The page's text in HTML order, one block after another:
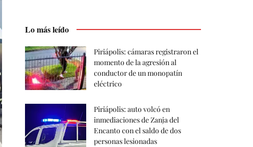
Lo más leído
Piriápolis: cámaras registraron el
momento de la agresión al
conductor de un monopatín
eléctrico
Piriápolis: auto volcó en
inmediaciones de Zanja del
Encanto con el saldo de dos
personas lesionadas